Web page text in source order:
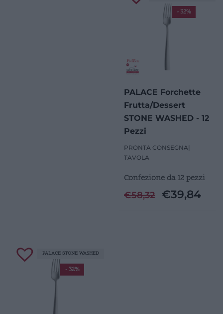
PALACE Forchette
Frutta/Dessert
STONE WASHED - 12
Pezzi
PRONTA CONSEGNA|
TAVOLA
Confezione da 12 pezzi
€58,32 €39,84
- 32%
- 32%
PALACE STONE WASHED